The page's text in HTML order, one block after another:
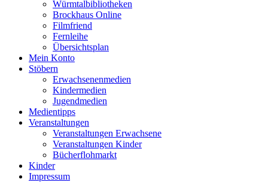
Würmtalbibliotheken
Brockhaus Online
Filmfriend
Fernleihe
Übersichtsplan
Mein Konto
Stöbern
Erwachsenenmedien
Kindermedien
Jugendmedien
Medientipps
Veranstaltungen
Veranstaltungen Erwachsene
Veranstaltungen Kinder
Bücherflohmarkt
Kinder
Impressum